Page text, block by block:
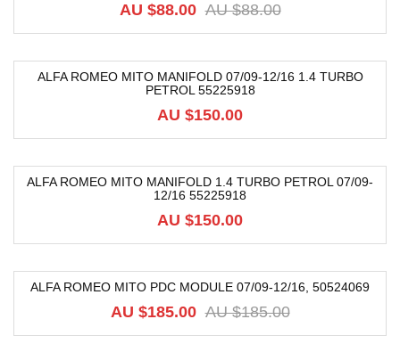
AU $88.00
AU $88.00
ALFA ROMEO MITO MANIFOLD 07/09-12/16 1.4 TURBO
PETROL 55225918
AU $150.00
ALFA ROMEO MITO MANIFOLD 1.4 TURBO PETROL 07/09-
12/16 55225918
AU $150.00
ALFA ROMEO MITO PDC MODULE 07/09-12/16, 50524069
AU $185.00
AU $185.00